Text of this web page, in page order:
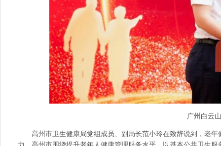
广州白云
高州市卫生健康局党组成员、副局长范小玲在致辞说到，老